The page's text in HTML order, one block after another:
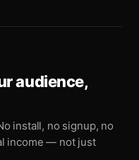
audience,
install, no signup, no
income — not just